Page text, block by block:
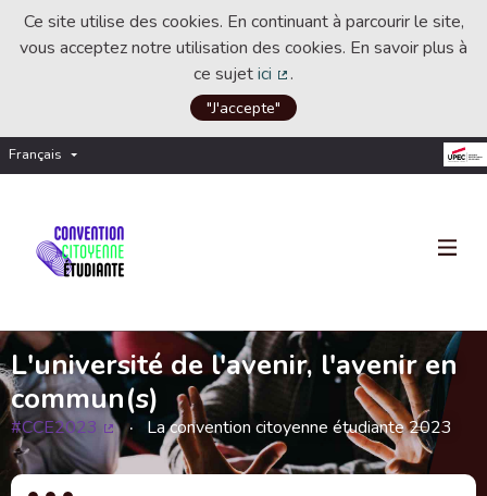
Ce site utilise des cookies. En continuant à parcourir le site,
vous acceptez notre utilisation des cookies. En savoir plus à
ce sujetici
(Lien externe)
.
"J'accepte"
Français Choisir la langue
L'université de l'avenir, l'avenir en
commun(s)
#CCE2023
(Lien externe)
La convention citoyenne étudiante 2023